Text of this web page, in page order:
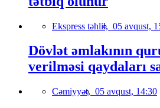
Ekspress təhlil, 05 avqust,
Dövlət əmlakının
verilməsi qaydaları
Cəmiyyət, 05 avqust, 14:30